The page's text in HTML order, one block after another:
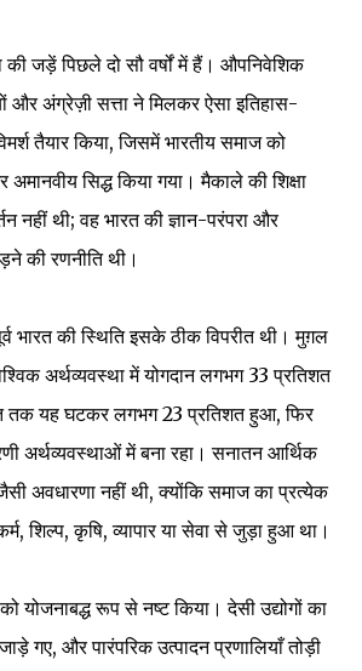
की जड़ें पिछले दो सौ वर्षों में हैं। औपनिवेशिक
और अंग्रेज़ी सत्ता ने मिलकर ऐसा इतिहास-
तैयार किया, जिसमें भारतीय समाज को
सिद्ध किया गया। मैकाले की शिक्षा
नहीं थी; वह भारत की ज्ञान-परंपरा और
की रणनीति थी।
भारत की स्थिति इसके ठीक विपरीत थी। मुग़ल
अर्थव्यवस्था में योगदान लगभग 33 प्रतिशत
यह घटकर लगभग 23 प्रतिशत हुआ, फिर
अर्थव्यवस्थाओं में बना रहा। सनातन आर्थिक
अवधारणा नहीं थी, क्योंकि समाज का प्रत्येक
शिल्प, कृषि, व्यापार या सेवा से जुड़ा हुआ था।
योजनाबद्ध रूप से नष्ट किया। देसी उद्योगों का
गए, और पारंपरिक उत्पादन प्रणालियाँ तोड़ी